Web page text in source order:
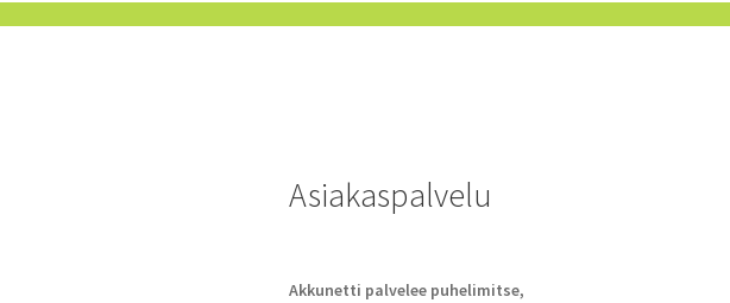
Asiakaspalvelu
Akkunetti palvelee puhelimitse,